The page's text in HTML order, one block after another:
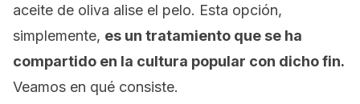
aceite de oliva alise el pelo. Esta opción,
simplemente, es un tratamiento que se ha
compartido en la cultura popular con dicho fin.
Veamos en qué consiste.